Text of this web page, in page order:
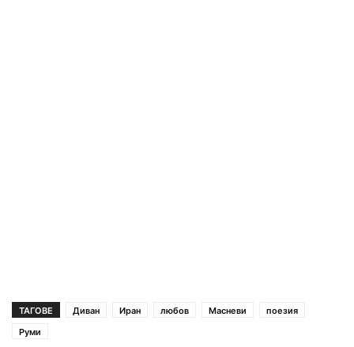
ТАГОВЕ Диван Иран любов Масневи
поезия
Руми